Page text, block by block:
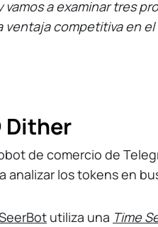
vamos a examinar tres
ventaja competitiva en
Dither
de comercio de
analizar los tokens en
utiliza una Time